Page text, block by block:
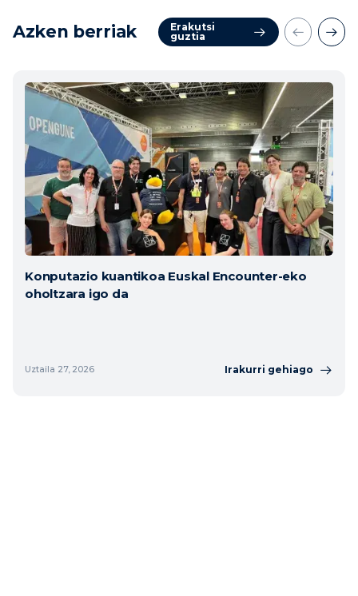
Azken berriak
Erakutsi
guztia
Konputazio kuantikoa Euskal Encounter-eko
oholtzara igo da
Uztaila 27, 2026 Irakurri gehiago